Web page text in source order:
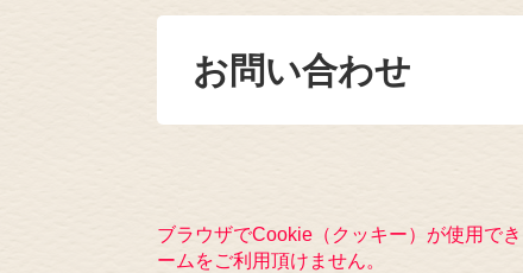
お問い合わせ
ブラウザでCookie（クッキー）が使用で
ームをご利用頂けません。